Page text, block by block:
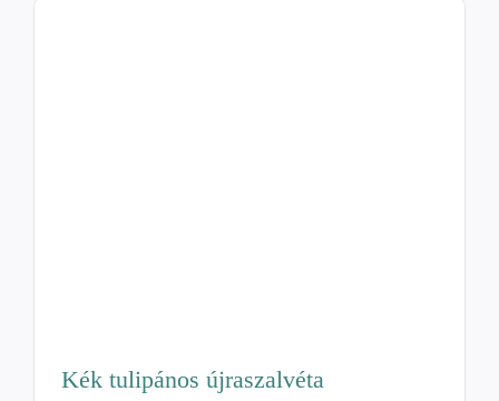
Kék tulipános újraszalvéta